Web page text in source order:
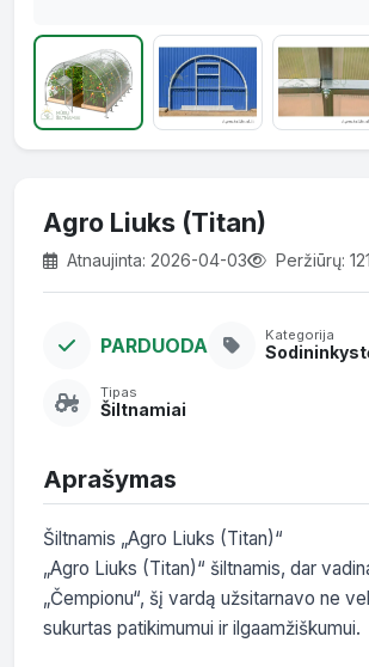
Agro Liuks (Titan)
Atnaujinta: 2026-04-03 Peržiūrų: 121
PARDUODA Kategorija
Tipas
Šiltnamiai
Aprašymas
Šiltnamis „Agro Liuks (Titan)“
„Agro Liuks (Titan)“ šiltnamis, dar
„Čempionu“, šį vardą užsitarnavo ne
sukurtas patikimumui ir ilgaamžiškumui.